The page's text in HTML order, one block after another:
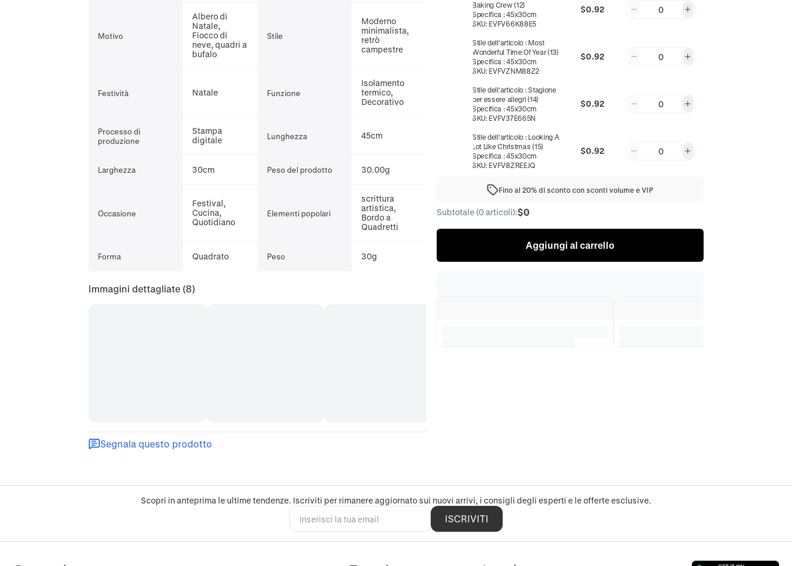
Motivo
Albero di
Natale,
Fiocco di
neve, quadri a
bufalo
Stile
Moderno
minimalista,
retrò
campestre
Festività Natale Funzione
Isolamento
termico,
Decorativo
Processo di
produzione
Stampa
digitale
Lunghezza 45cm
Larghezza 30cm Peso del prodotto 30.00g
Occasione
Festival,
Cucina,
Quotidiano
Elementi popolari
scrittura
artistica,
Bordo a
Quadretti
Forma Quadrato Peso 30g
Immagini dettagliate (8)
Segnala questo prodotto
Baking Crew (12)
Specifica :45x30cm
SKU: EVFV66K88E5
$0.92 0
Stile dell'articolo : Most
Wonderful Time Of Year (13)
Specifica :45x30cm
SKU: EVFVZNM88Z2
$0.92 0
Stile dell'articolo :Stagione
per essere allegri (14)
Specifica :45x30cm
SKU: EVFV37E665N
$0.92 0
Stile dell'articolo : Looking A
Lot Like Christmas (15)
Specifica :45x30cm
SKU: EVFV8ZREEJQ
$0.92 0
Fino al 20% di sconto con sconti volume e VIP
Subtotale (0 articoli):$0
Aggiungi al carrello
Scopri in anteprima le ultime tendenze. Iscriviti per rimanere aggiornato sui nuovi arrivi, i consigli degli esperti e le offerte esclusive.
ISCRIVITI